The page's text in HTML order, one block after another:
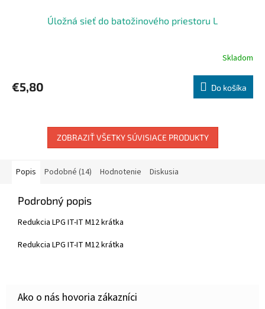
Úložná sieť do batožinového priestoru L
Skladom
€5,80 Do košíka
ZOBRAZIŤ VŠETKY SÚVISIACE PRODUKTY
Popis Podobné (14) Hodnotenie Diskusia
Podrobný popis
Redukcia LPG IT-IT M12 krátka
Redukcia LPG IT-IT M12 krátka